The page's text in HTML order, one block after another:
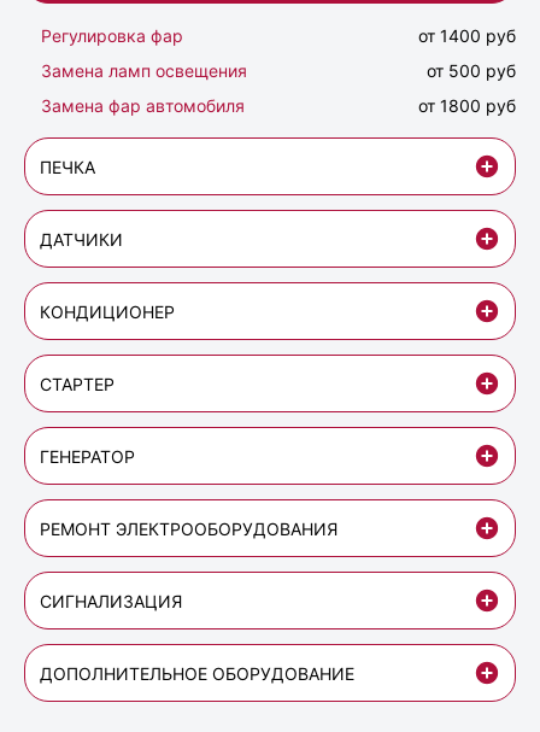
Регулировка фар
от 1400 руб
Замена ламп освещения
от 500 руб
Замена фар автомобиля
от 1800 руб
ПЕЧКА
ДАТЧИКИ
КОНДИЦИОНЕР
СТАРТЕР
ГЕНЕРАТОР
РЕМОНТ ЭЛЕКТРООБОРУДОВАНИЯ
СИГНАЛИЗАЦИЯ
ДОПОЛНИТЕЛЬНОЕ ОБОРУДОВАНИЕ